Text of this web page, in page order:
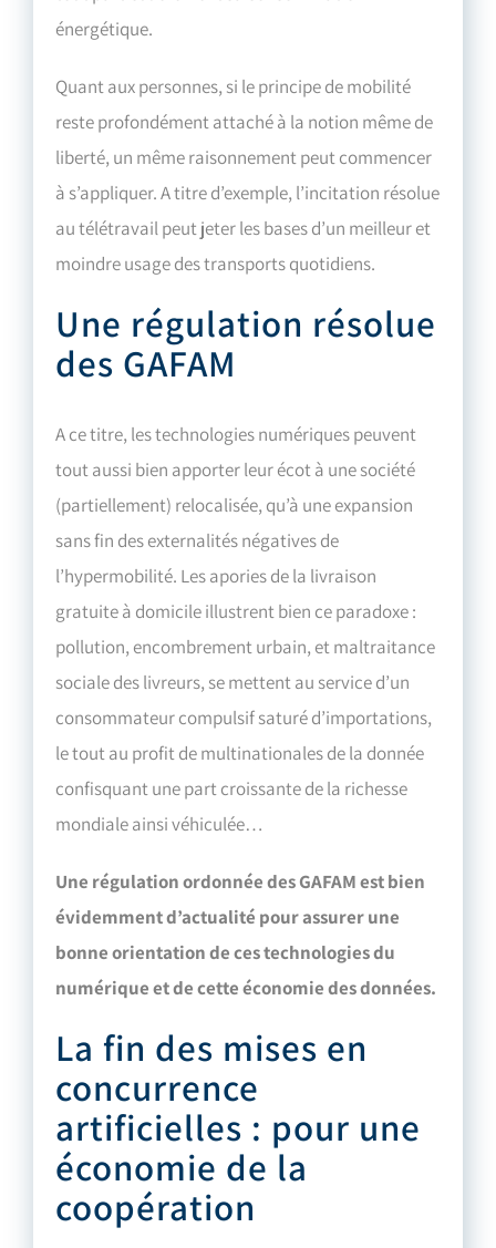
énergétique.
Quant aux personnes, si le principe de mobilité
reste profondément attaché à la notion même de
liberté, un même raisonnement peut commencer
à s’appliquer. A titre d’exemple, l’incitation résolue
au télétravail peut jeter les bases d’un meilleur et
moindre usage des transports quotidiens.
Une régulation résolue
des GAFAM
A ce titre, les technologies numériques peuvent
tout aussi bien apporter leur écot à une société
(partiellement) relocalisée, qu’à une expansion
sans fin des externalités négatives de
l’hypermobilité. Les apories de la livraison
gratuite à domicile illustrent bien ce paradoxe :
pollution, encombrement urbain, et maltraitance
sociale des livreurs, se mettent au service d’un
consommateur compulsif saturé d’importations,
le tout au profit de multinationales de la donnée
confisquant une part croissante de la richesse
mondiale ainsi véhiculée…
Une régulation ordonnée des GAFAM est bien
évidemment d’actualité pour assurer une
bonne orientation de ces technologies du
numérique et de cette économie des données.
La fin des mises en
concurrence
artificielles : pour une
économie de la
coopération